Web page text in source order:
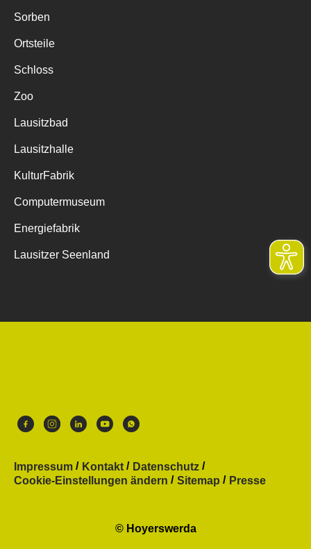
Sorben
Ortsteile
Schloss
Zoo
Lausitzbad
Lausitzhalle
KulturFabrik
Computermuseum
Energiefabrik
Lausitzer Seenland
Impressum Kontakt
Datenschutz
Cookie-Einstellungen ändern
Sitemap Presse
© Hoyerswerda